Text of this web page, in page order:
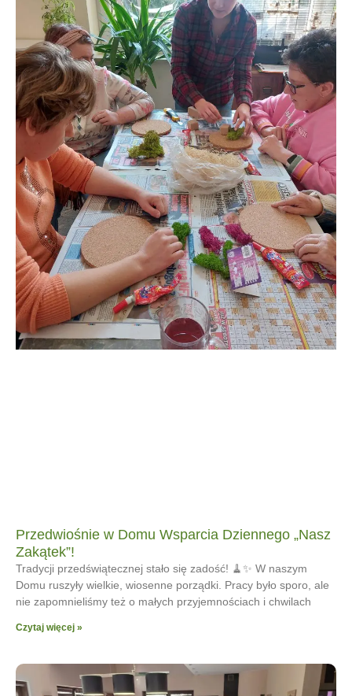
Przedwiośnie w Domu Wsparcia Dziennego „Nasz
Zakątek”!
Tradycji przedświątecznej stało się zadość! 🧹✨ W naszym
Domu ruszyły wielkie, wiosenne porządki. Pracy było sporo, ale
nie zapomnieliśmy też o małych przyjemnościach i chwilach
Czytaj więcej »